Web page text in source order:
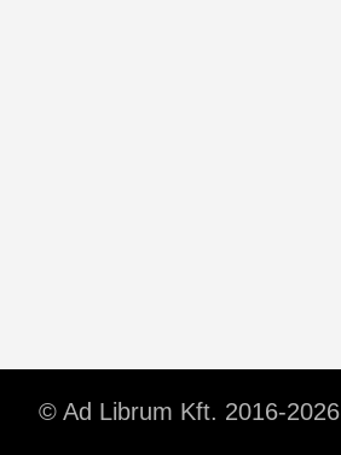
© Ad Librum Kft. 2016-2026